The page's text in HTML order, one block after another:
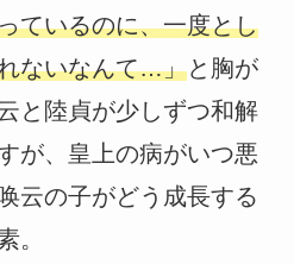
ているのに、一度とし
ないなんて…」と胸が
と陸貞が少しずつ和解
が、皇上の病がいつ悪
云の子がどう成長する
。